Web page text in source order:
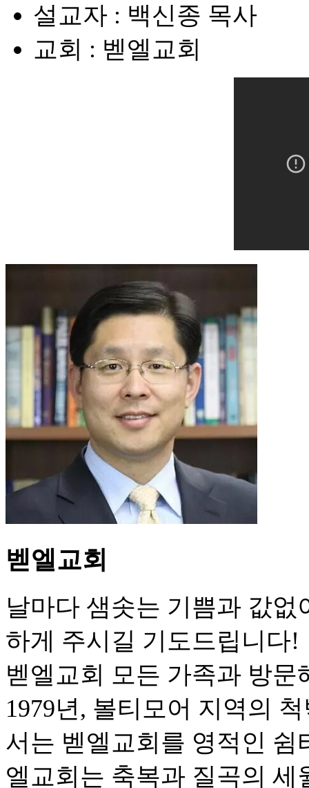
설교자 : 백신종 목사
교회 : 벧엘교회
벧엘교회
날마다 샘솟는 기쁨과 값
하게 주시길 기도드립니다!
벧엘교회 모든 가족과 방
1979년, 볼티모어 지역의
서는 벧엘교회를 영적인 쉼
엘교회는 축복과 질곡의